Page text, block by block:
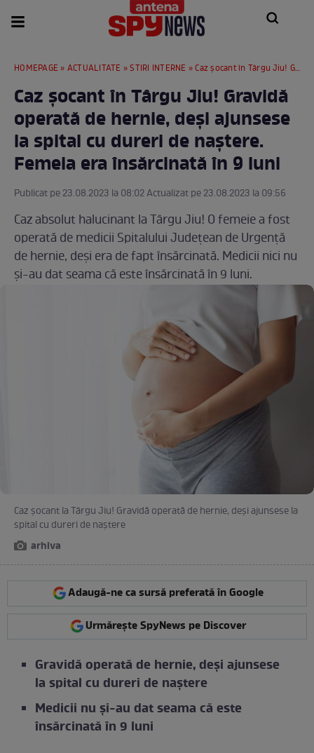
HOMEPAGE » ACTUALITATE »STIRI INTERNE » Caz șocant în Târgu Jiu! Gravidă operată de hernie, deși ajunsese la spital cu dureri de naștere. Femeia era însărcinată în 9 luni
Caz șocant în Târgu Jiu! Gravidă
operată de hernie, deși ajunsese
la spital cu dureri de naștere.
Femeia era însărcinată în 9 luni
Publicat pe 23.08.2023 la 08:02 Actualizat pe 23.08.2023 la 09:56
Caz absolut halucinant la Târgu Jiu! O femeie a fost
operată de medicii Spitalului Județean de Urgență
de hernie, deși era de fapt însărcinată. Medicii nici nu
și-au dat seama că este însărcinată în 9 luni.
Caz șocant la Târgu Jiu! Gravidă operată de hernie, deși ajunsese la
spital cu dureri de naștere
arhiva
Adaugă-ne ca sursă preferată în Google
Urmărește SpyNews pe Discover
Gravidă operată de hernie, deși ajunsese
la spital cu dureri de naștere
Medicii nu și-au dat seama că este
însărcinată în 9 luni